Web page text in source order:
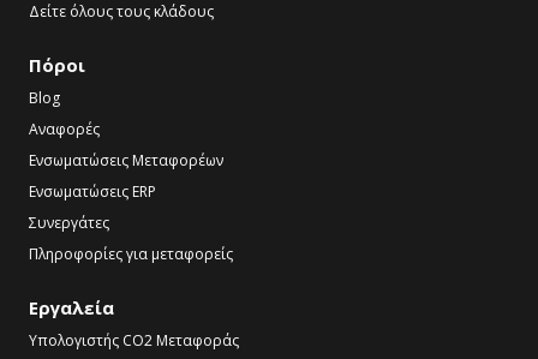
Δείτε όλους τους κλάδους
Πόροι
Blog
Αναφορές
Ενσωματώσεις Μεταφορέων
Ενσωματώσεις ERP
Συνεργάτες
Πληροφορίες για μεταφορείς
Εργαλεία
Υπολογιστής CO2 Μεταφοράς